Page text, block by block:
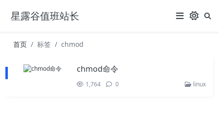
星露谷值班站长
首页 标签 chmod
chmod命令
1,764 0 linux